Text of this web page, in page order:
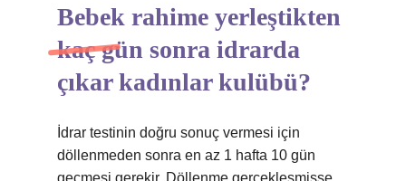
Bebek rahime yerleştikten
kaç gün sonra idrarda
çıkar kadınlar kulübü?
İdrar testinin doğru sonuç vermesi için
döllenmeden sonra en az 1 hafta 10 gün
geçmesi gerekir. Döllenme gerçekleşmişse